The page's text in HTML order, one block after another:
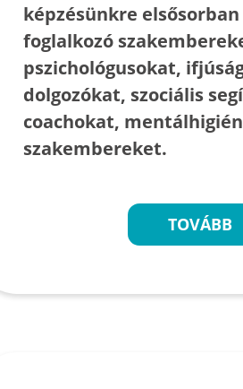
képzésünkre
foglalkozó
pszichológusokat,
dolgozókat, szociális
coachokat,
szakembereket.
TOVÁBB